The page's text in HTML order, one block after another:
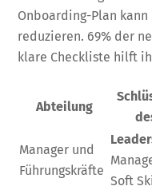
Onboarding-Plan
reduzieren. 69% der
klare Checkliste hilft
Abteilung
Manager und
Führungskräfte
Soft